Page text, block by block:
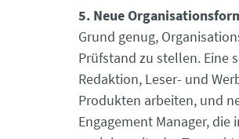
5. Neue
Grund genug,
Prüfstand zu stellen. Eine
Redaktion, Leser- und
Produkten arbeiten, und
Engagement Manager,